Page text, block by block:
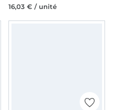
16,03 € / unité